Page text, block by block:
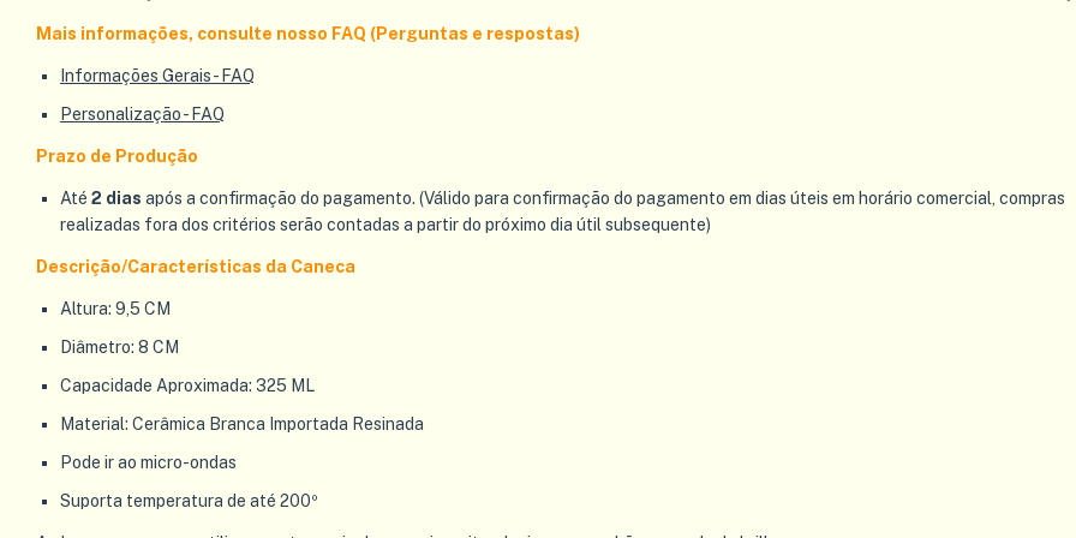
Mais informações, consulte nosso FAQ (Perguntas e respostas)
Informações Gerais - FAQ
Personalização - FAQ
Prazo de Produção
Até 2 dias após a confirmação do pagamento. (Válido para confirmação do pagamento em dias úteis em horário comercial, compras
realizadas fora dos critérios serão contadas a partir do próximo dia útil subsequente)
Descrição/Características da Caneca
Altura: 9,5 CM
Diâmetro: 8 CM
Capacidade Aproximada: 325 ML
Material: Cerâmica Branca Importada Resinada
Pode ir ao micro-ondas
Suporta temperatura de até 200º